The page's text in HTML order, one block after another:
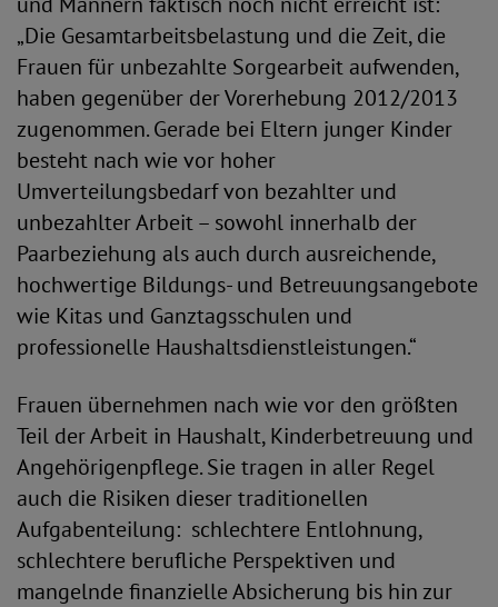
„Die Gesamtarbeitsbelastung und die Zeit, die
Frauen für unbezahlte Sorgearbeit aufwenden,
haben gegenüber der Vorerhebung 2012/2013
zugenommen. Gerade bei Eltern junger Kinder
besteht nach wie vor hoher
Umverteilungsbedarf von bezahlter und
unbezahlter Arbeit – sowohl innerhalb der
Paarbeziehung als auch durch ausreichende,
hochwertige Bildungs- und Betreuungsangebote
wie Kitas und Ganztagsschulen und
professionelle Haushaltsdienstleistungen.“
Frauen übernehmen nach wie vor den größten
Teil der Arbeit in Haushalt, Kinderbetreuung und
Angehörigenpflege. Sie tragen in aller Regel
auch die Risiken dieser traditionellen
Aufgabenteilung: schlechtere Entlohnung,
schlechtere berufliche Perspektiven und
mangelnde finanzielle Absicherung bis hin zur